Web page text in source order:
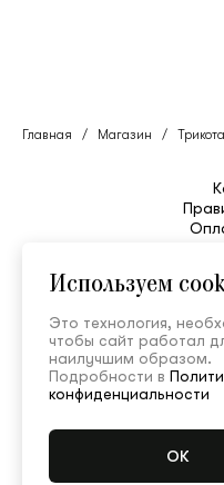
Главная / Магазин /
Используем
Это технология,
чтобы сайт работал
наилучшим образом.
Подробности в
конфиденциальности
+7
Пн—Пт